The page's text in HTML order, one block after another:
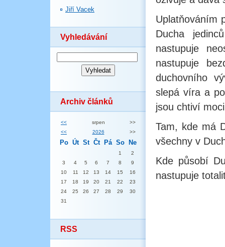
Jiří Vacek
Vyhledávání
Archiv článků
<< srpen
>>
<<
2026 >>
Po Út St Čt Pá So Ne
1
2
3
4 5 6 7 8
9
10
11 12 13 14 15
16
17
18 19 20 21 22
23
24
25 26 27 28 29
30
31
RSS
Uplatňováním
Ducha
nastupuje
nastupuje
duchovního
slepá víra a
jsou chtiví
Tam, kde má
všechny v
Kde působí
nastupuje